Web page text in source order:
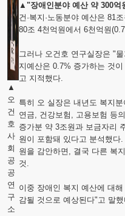
▲
오
건
호
사
회
공
공
연
구
소
▲"장애인분야 예산 약 300억
건·복지·노동분야 예산은 81
80조 4천억원에서 6천억원
그러나 오건호 연구실장은 "
지예산은 0.7% 증가하는 것
고 지적했다.
특히 오 실장은 내년도 복지
연금, 건강보험, 고용보험 등
증가분 약 3조원과 보금자리
원이 포함돼 있다고 분석했다
원을 감안하면, 결국 다른 복
것.
이중 장애인 복지 예산에 대
감될 것으로 예상된다"고 말했